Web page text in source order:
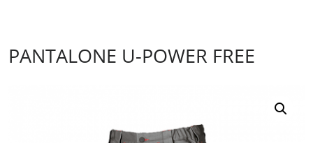
PANTALONE U-POWER FREE